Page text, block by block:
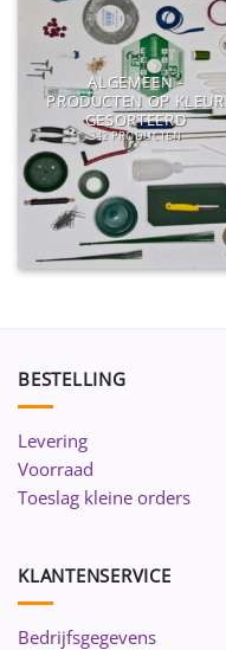
ALGEMEEN -
PRODUCTEN OP KLEUR
GESORTEERD
342 PRODUCTEN
BESTELLING
Levering
Voorraad
Toeslag kleine orders
KLANTENSERVICE
Bedrijfsgegevens